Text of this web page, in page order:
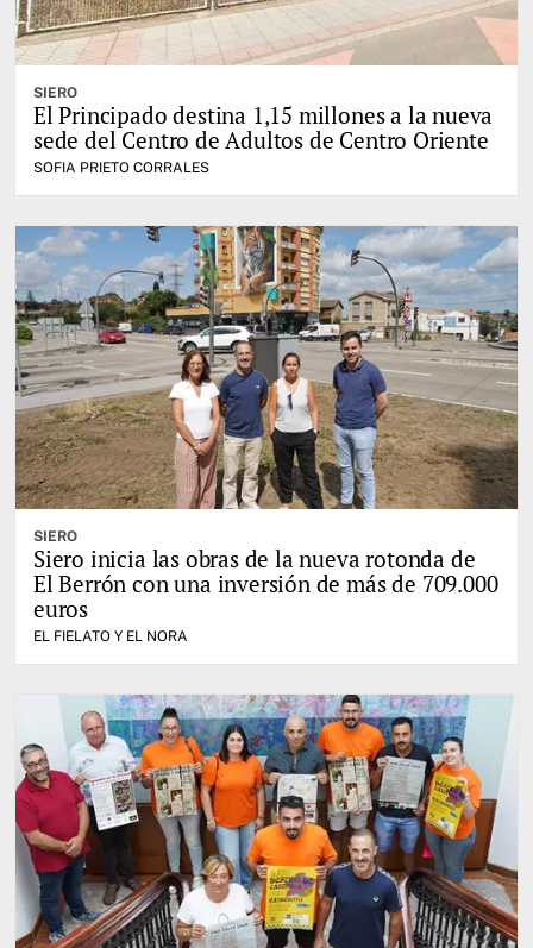
SIERO
El Principado destina 1,15 millones a la nueva
sede del Centro de Adultos de Centro Oriente
SOFIA PRIETO CORRALES
SIERO
Siero inicia las obras de la nueva rotonda de
El Berrón con una inversión de más de 709.000
euros
EL FIELATO Y EL NORA